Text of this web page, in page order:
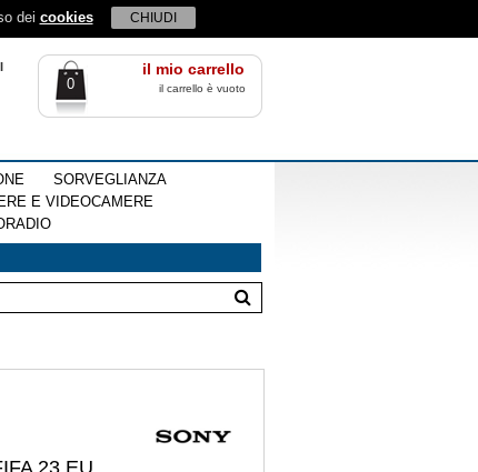
dei cookies CHIUDI
il mio carrello
0 il carrello è vuoto
SORVEGLIANZA
E VIDEOCAMERE